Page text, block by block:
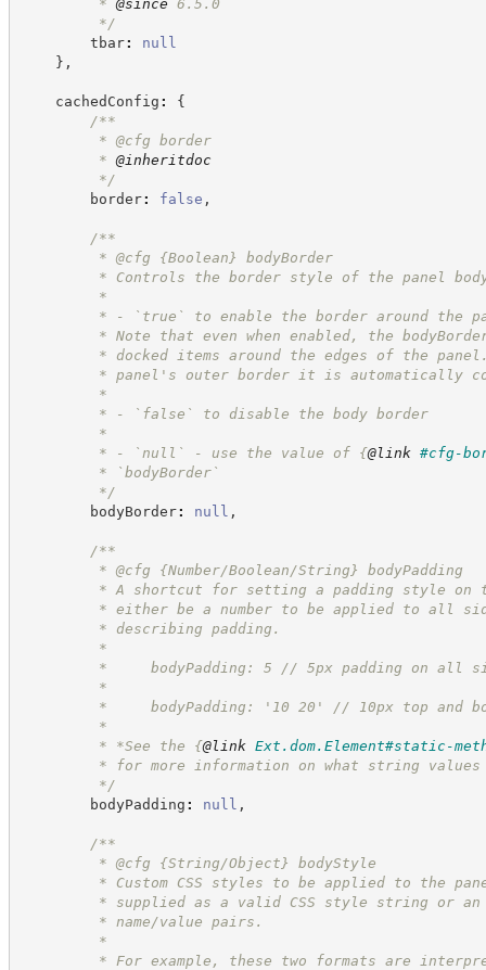
* @since 6.5.0
*/
tbar:
null
} ,
cachedConfig :
{
/**
* @cfg border
* @inheritdoc
*/
border: false ,
/**
* @cfg {Boolean}
bodyBorder
* Controls the border style of the panel body
*
* - `true` to enable the border around the
* Note that even when enabled, the bodyBorder
* docked items around the edges of the panel.
* panel's outer border it is automatically
*
* - `false` to disable the body border
*
* - `null` - use the value of {@link #cfg-
* `bodyBorder`
*/
bodyBorder: null ,
/**
* @cfg {Number/Boolean/String} bodyPadding
* A shortcut for setting a padding style on the
* either be a number to be applied to all
* describing padding.
*
*     bodyPadding: 5 // 5px padding on all
*
*     bodyPadding: '10 20' // 10px top and
*
* *See the {@link Ext.dom.Element#static-
* for more information on what string values
*/
bodyPadding : null ,
/**
* @cfg {String/Object} bodyStyle
* Custom CSS styles to be applied to the
* supplied as a valid CSS style string or an
* name/value pairs.
*
* For example, these two formats are